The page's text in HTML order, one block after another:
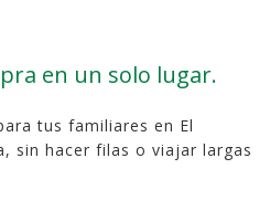
en un solo lugar.
tus familiares en El
sin hacer filas o viajar largas